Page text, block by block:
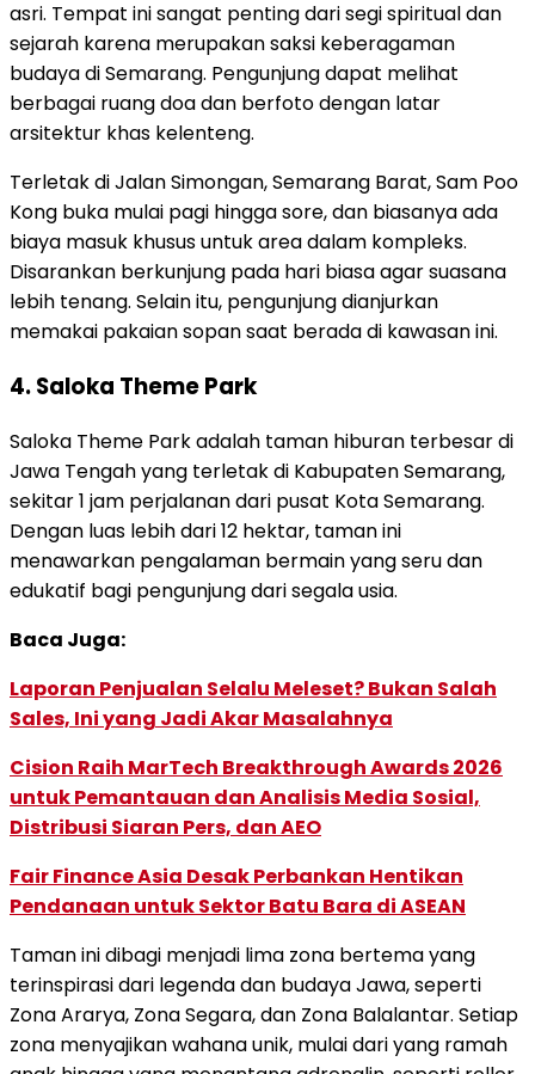
asri. Tempat ini sangat penting dari segi spiritual dan
sejarah karena merupakan saksi keberagaman
budaya di Semarang. Pengunjung dapat melihat
berbagai ruang doa dan berfoto dengan latar
arsitektur khas kelenteng.
Terletak di Jalan Simongan, Semarang Barat, Sam Poo
Kong buka mulai pagi hingga sore, dan biasanya ada
biaya masuk khusus untuk area dalam kompleks.
Disarankan berkunjung pada hari biasa agar suasana
lebih tenang. Selain itu, pengunjung dianjurkan
memakai pakaian sopan saat berada di kawasan ini.
4. Saloka Theme Park
Saloka Theme Park adalah taman hiburan terbesar di
Jawa Tengah yang terletak di Kabupaten Semarang,
sekitar 1 jam perjalanan dari pusat Kota Semarang.
Dengan luas lebih dari 12 hektar, taman ini
menawarkan pengalaman bermain yang seru dan
edukatif bagi pengunjung dari segala usia.
Baca Juga:
Laporan Penjualan Selalu Meleset? Bukan Salah
Sales, Ini yang Jadi Akar Masalahnya
Cision Raih MarTech Breakthrough Awards 2026
untuk Pemantauan dan Analisis Media Sosial,
Distribusi Siaran Pers, dan AEO
Fair Finance Asia Desak Perbankan Hentikan
Pendanaan untuk Sektor Batu Bara di ASEAN
Taman ini dibagi menjadi lima zona bertema yang
terinspirasi dari legenda dan budaya Jawa, seperti
Zona Ararya, Zona Segara, dan Zona Balalantar. Setiap
zona menyajikan wahana unik, mulai dari yang ramah